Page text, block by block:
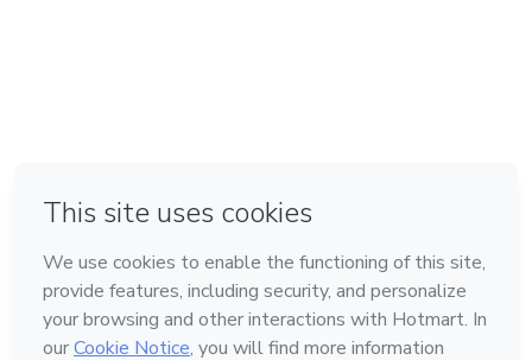
Feito com ❤ na Cidade do México
Conheça a Hotmart